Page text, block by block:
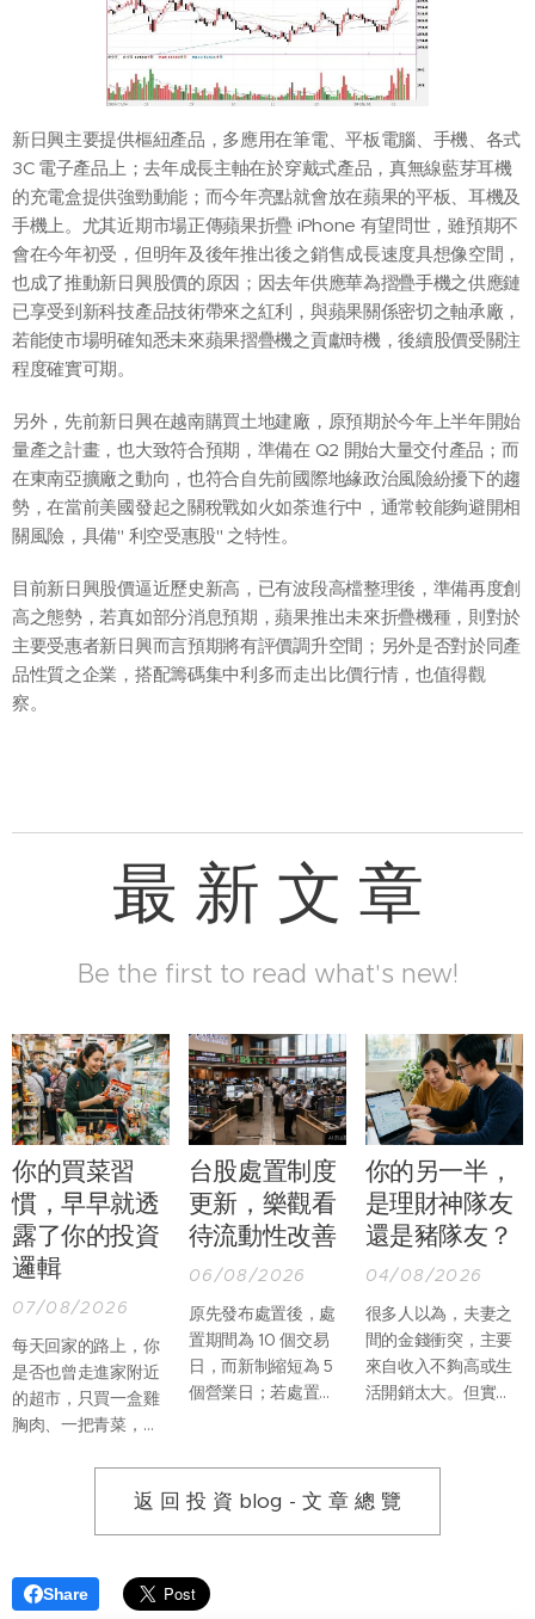
新日興主要提供樞紐產品，多應用在筆電、平板電腦、手機、各式
3C 電子產品上；去年成長主軸在於穿戴式產品，真無線藍芽耳機
的充電盒提供強勁動能；而今年亮點就會放在蘋果的平板、耳機及
手機上。尤其近期市場正傳蘋果折疊 iPhone 有望問世，雖預期不
會在今年初受，但明年及後年推出後之銷售成長速度具想像空間，
也成了推動新日興股價的原因；因去年供應華為摺疊手機之供應鏈
已享受到新科技產品技術帶來之紅利，與蘋果關係密切之軸承廠，
若能使市場明確知悉未來蘋果摺疊機之貢獻時機，後續股價受關注
程度確實可期。
另外，先前新日興在越南購買土地建廠，原預期於今年上半年開始
量產之計畫，也大致符合預期，準備在 Q2 開始大量交付產品；而
在東南亞擴廠之動向，也符合自先前國際地緣政治風險紛擾下的趨
勢，在當前美國發起之關稅戰如火如荼進行中，通常較能夠避開相
關風險，具備" 利空受惠股" 之特性。
目前新日興股價逼近歷史新高，已有波段高檔整理後，準備再度創
高之態勢，若真如部分消息預期，蘋果推出未來折疊機種，則對於
主要受惠者新日興而言預期將有評價調升空間；另外是否對於同產
品性質之企業，搭配籌碼集中利多而走出比價行情，也值得觀
察。
最 新 文 章
Be the first to read what's new!
你的買菜習
慣，早早就透
露了你的投資
邏輯
07/08/2026
每天回家的路上，你
是否也曾走進家附近
的超市，只買一盒雞
胸肉、一把青菜，再
物車，到量販店一次
變。
台股處置制度
更新，樂觀看
待流動性改善
06/08/2026
原先發布處置後，處
置期間為 10 個交易
日，而新制縮短為 5
個營業日；若處置期
處置期間則由增長至
12 個營業日縮短為僅
你的另一半，
是理財神隊友
還是豬隊友？
04/08/2026
很多人以為，夫妻之
間的金錢衝突，主要
來自收入不夠高或生
活開銷太大。但實際
「沒有錢」，而是兩
個人不知道該如何一
返 回 投 資 blog - 文 章 總 覽
Share